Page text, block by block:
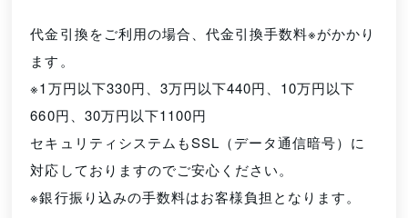
代金引換をご利用の場合、代金引換手数料※がかかり
ます。
※1万円以下330円、3万円以下440円、10万円以下
660円、30万円以下1100円
セキュリティシステムもSSL（データ通信暗号）に
対応しておりますのでご安心ください。
※銀行振り込みの手数料はお客様負担となります。